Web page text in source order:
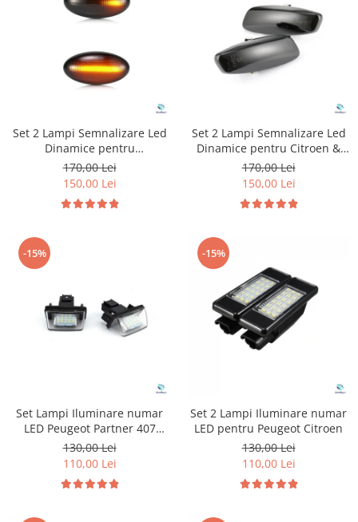
Volkswagen
Tuning auto
Dopuri anulare clapete admisie
Kit reparatie faruri
Adaptoare auxiliare
Produse cu discount de pana la
Set 2 Lampi Semnalizare Led
Dinamice pentru
Peugeot&Citroen
170,00 Lei
150,00 Lei
Set 2 Lampi Semnalizare Led
Dinamice pentru Citroen &
Peugeot
170,00 Lei
150,00 Lei
-15%
Set Lampi Iluminare numar
LED Peugeot Partner 407
Citroen C4
130,00 Lei
110,00 Lei
-15%
Set 2 Lampi Iluminare numar
LED pentru Peugeot Citroen
130,00 Lei
110,00 Lei